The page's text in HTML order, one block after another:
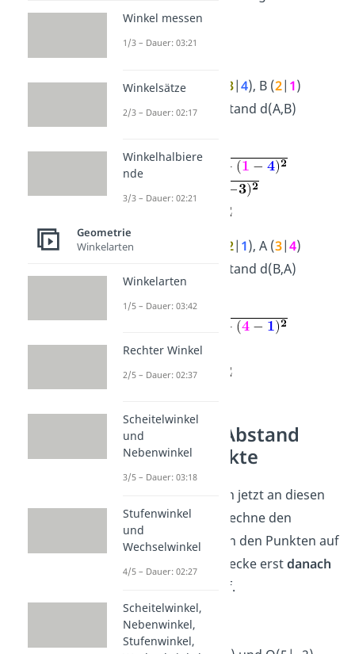
Wurzel.
➡️Beispiel:
Gegeben:
3|4), B (2| 1)
Gesucht:
Abstand d(A,B)
2| 1), A (3|4)
Abstand d(B,A)
Rechnung:
Übungen: Abstand
zweier Punkte
Teste dein Wissen jetzt an diesen
drei Aufgaben
. Rechne den
Abstand zwischen den Punkten auf
Papier aus und decke erstdanach
auf.
Aufgabe 1
Winkel messen
1/3 – Dauer: 03:21
Winkelsätze
2/3 – Dauer: 02:17
Winkelhalbiere
nde
3/3 – Dauer: 02:21
Geometrie
Winkelarten
Winkelarten
1/5 – Dauer: 03:42
Rechter Winkel
2/5 – Dauer: 02:37
Scheitelwinkel
und
Nebenwinkel
3/5 – Dauer: 03:18
Stufenwinkel
und
Wechselwinkel
4/5 – Dauer: 02:27
Scheitelwinkel,
Nebenwinkel,
Stufenwinkel,